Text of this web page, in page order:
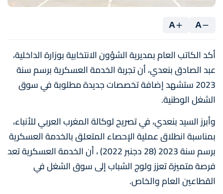
A
A
أكد الكاتب العام بمديرية الشؤون الانتخابية بوزارة الداخلية،
عبد الصادق بنعدي، أن تجربة الخدمة العسكرية برسم سنة
2023 ستشهد إضافة تخصصات جديدة مطلوبة في سوق
الشغل الوطنية.
وأبرز السيد بنعدي، في تصريح لوكالة المغرب العربي للأنباء،
بمناسبة انطلاق عملية الإحصاء المتعلق بالخدمة العسكرية
برسم سنة 2023 (28 دجنبر 2022) ، أن الخدمة العسكرية تعد
فرصة متميزة تعزز ولوج الشباب إلى سوق الشغل في
القطاعين العام والخاص.